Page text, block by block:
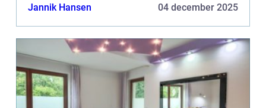
mindre...
Jannik Hansen 04 december 2025